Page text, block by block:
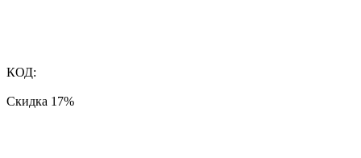
КОД:
Скидка 17%